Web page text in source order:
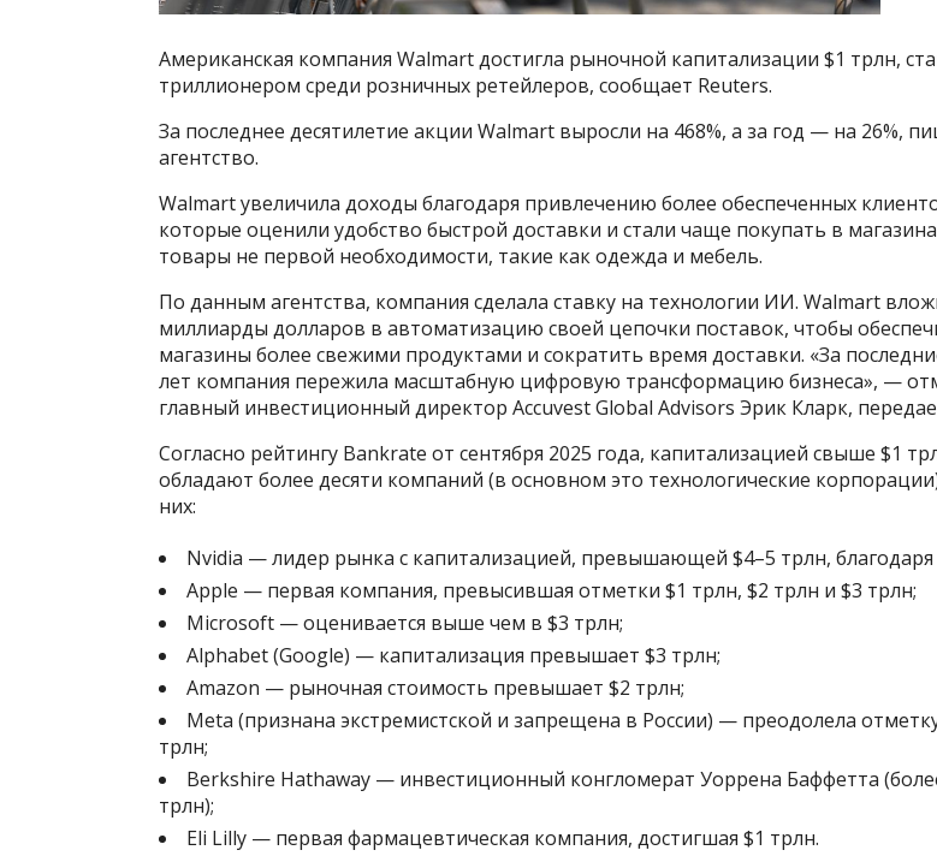
Американская компания Walmart достигла рыночной капитализации $1 трлн,
триллионером среди розничных ретейлеров, сообщает Reuters.
За последнее десятилетие акции Walmart выросли на 468%, а за год — на 26%,
агентство.
Walmart увеличила доходы благодаря привлечению более обеспеченных
которые оценили удобство быстрой доставки и стали чаще покупать в
товары не первой необходимости, такие как одежда и мебель.
По данным агентства, компания сделала ставку на технологии ИИ. Walmart
миллиарды долларов в автоматизацию своей цепочки поставок, чтобы
магазины более свежими продуктами и сократить время доставки. «За
лет компания пережила масштабную цифровую трансформацию бизнеса», —
главный инвестиционный директор Accuvest Global Advisors Эрик Кларк,
Согласно рейтингу Bankrate от сентября 2025 года, капитализацией свыше $1
обладают более десяти компаний (в основном это технологические
них:
Nvidia — лидер рынка с капитализацией, превышающей $4–5 трлн,
Apple — первая компания, превысившая отметки $1 трлн, $2 трлн и $3 трлн;
Microsoft — оценивается выше чем в $3 трлн;
Alphabet (Google) — капитализация превышает $3 трлн;
Amazon — рыночная стоимость превышает $2 трлн;
Meta (признана экстремистской и запрещена в России) — преодолела
трлн;
Berkshire Hathaway — инвестиционный конгломерат Уоррена Баффетта
трлн);
Eli Lilly — первая фармацевтическая компания, достигшая $1 трлн.